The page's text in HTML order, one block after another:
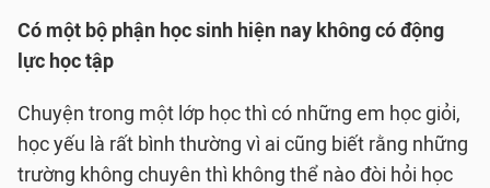
Có một bộ phận học sinh hiện nay không có động
lực học tập
Chuyện trong một lớp học thì có những em học giỏi,
học yếu là rất bình thường vì ai cũng biết rằng những
trường không chuyên thì không thể nào đòi hỏi học